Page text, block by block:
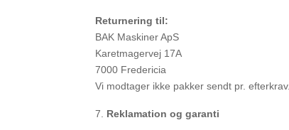
Returnering til:
BAK Maskiner ApS
Karetmagervej 17A
7000 Fredericia
Vi modtager ikke pakker sendt pr. efterkrav.
Reklamation og garanti